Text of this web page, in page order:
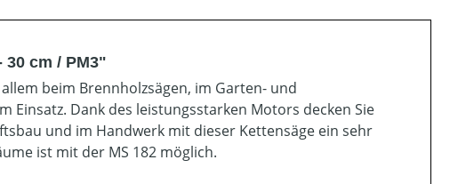
cm / PM3"
beim Brennholzsägen, im Garten- und
Dank des leistungsstarken Motors decken Sie
und im Handwerk mit dieser Kettensäge ein sehr
ist mit der MS 182 möglich.